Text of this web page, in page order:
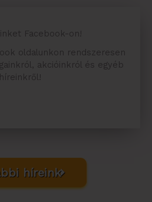
b
o
o
Facebook-on!
oldalunkon rendszeresen
akcióinkról és egyéb
híreinkről!
híreink